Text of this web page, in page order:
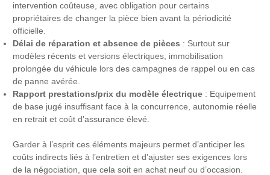
intervention coûteuse, avec obligation pour certains
propriétaires de changer la pièce bien avant la périodicité
officielle.
Délai de réparation et absence de pièces : Surtout sur
modèles récents et versions électriques, immobilisation
prolongée du véhicule lors des campagnes de rappel ou en cas
de panne avérée.
Rapport prestations/prix du modèle électrique : Equipement
de base jugé insuffisant face à la concurrence, autonomie réelle
en retrait et coût d’assurance élevé.
Garder à l’esprit ces éléments majeurs permet d’anticiper les
coûts indirects liés à l’entretien et d’ajuster ses exigences lors
de la négociation, que cela soit en achat neuf ou d’occasion.